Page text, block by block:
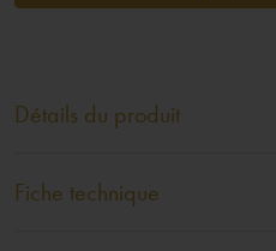
Détails du produit
Fiche technique